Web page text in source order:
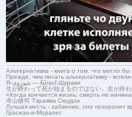
Альтернативка - книга о том, что могло бы
Прежде, чем писать альтернативку -
Я-شوروی — šûravî-Шурави
生が終わって死が始まるのではない。生が終
«Когда кончается жизнь, смерть не
寺山修司 Тэраяма Сюудзи
Лучшая месть - забвение, оно похоронит
Грасиан-и-Моралес